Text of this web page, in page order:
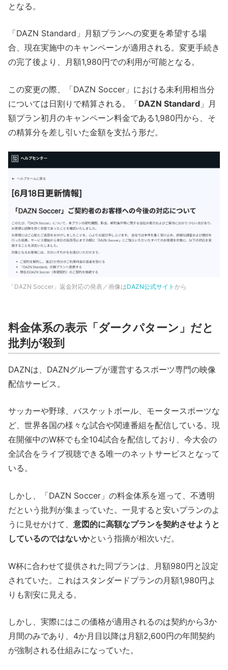
となる。
「DAZN Standard」月額プランへの変更を希望する場
合、現在実施中のキャンペーンが適用される。変更手続き
の完了後より、月額1,980円での利用が可能となる。
この変更の際、「DAZN Soccer」における未利用相当分
については日割りで精算される。「DAZN Standard 」月
額プラン初月のキャンペーン料金である1,980円から、そ
の精算分を差し引いた金額を支払う形だ。
「DAZN Soccer」返金対応の発表／画像はDAZN公式サイト から
料金体系の表示「ダークパターン」だと
批判が殺到
DAZNは、DAZNグループが運営するスポーツ専門の映像
配信サービス。
サッカーや野球、バスケットボール、モータースポーツな
ど、世界各国の様々な試合や関連番組を配信している。現
在開催中のW杯でも全104試合を配信しており、今大会の
全試合をライブ視聴できる唯一のネットサービスとなって
いる。
しかし、「DAZN Soccer」の料金体系を巡って、不透明
だという批判が集まっていた。一見すると安いプランのよ
うに見せかけて、 意図的に高額なプランを契約させようと
しているのではないかという指摘が相次いだ。
W杯に合わせて提供された同プランは、月額980円と設定
されていた。これはスタンダードプランの月額1,980円よ
りも割安に見える。
しかし、実際にはこの価格が適用されるのは契約から3か
月間のみであり、4か月目以降は月額2,600円の年間契約
が強制される仕組みになっていた。